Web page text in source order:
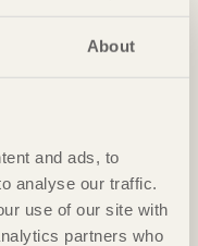
About
and ads, to
analyse our traffic.
use of our site with
partners who
eget företag
ambitioner